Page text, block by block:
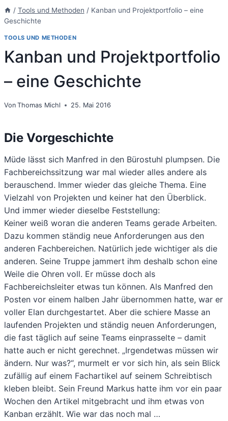
/ Tools und Methoden / Kanban und Projektportfolio – eine
Geschichte
TOOLS UND METHODEN
Kanban und Projektportfolio
– eine Geschichte
Von Thomas Michl 25. Mai 2016
Die Vorgeschichte
Müde lässt sich Manfred in den Bürostuhl plumpsen. Die
Fachbereichssitzung war mal wieder alles andere als
berauschend. Immer wieder das gleiche Thema. Eine
Vielzahl von Projekten und keiner hat den Überblick.
Und immer wieder dieselbe Feststellung:
Keiner weiß woran die anderen Teams gerade Arbeiten.
Dazu kommen ständig neue Anforderungen aus den
anderen Fachbereichen. Natürlich jede wichtiger als die
anderen. Seine Truppe jammert ihm deshalb schon eine
Weile die Ohren voll. Er müsse doch als
Fachbereichsleiter etwas tun können. Als Manfred den
Posten vor einem halben Jahr übernommen hatte, war er
voller Elan durchgestartet. Aber die schiere Masse an
laufenden Projekten und ständig neuen Anforderungen,
die fast täglich auf seine Teams einprasselte – damit
hatte auch er nicht gerechnet. „Irgendetwas müssen wir
ändern. Nur was?“, murmelt er vor sich hin, als sein Blick
zufällig auf einem Fachartikel auf seinem Schreibtisch
kleben bleibt. Sein Freund Markus hatte ihm vor ein paar
Wochen den Artikel mitgebracht und ihm etwas von
Kanban erzählt. Wie war das noch mal …